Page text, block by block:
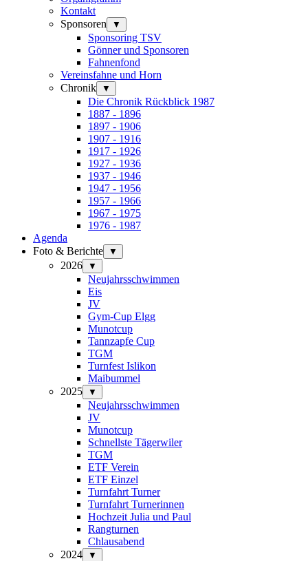
Kontakt
Sponsoren
▼
Sponsoring TSV
Gönner und Sponsoren
Fahnenfond
Vereinsfahne und Horn
Chronik
▼
Die Chronik Rückblick 1987
1887 - 1896
1897 - 1906
1907 - 1916
1917 - 1926
1927 - 1936
1937 - 1946
1947 - 1956
1957 - 1966
1967 - 1975
1976 - 1987
Agenda
Foto & Berichte
▼
2026 ▼
Neujahrsschwimmen
Eis
JV
Gym-Cup Elgg
Munotcup
Tannzapfe Cup
TGM
Turnfest Islikon
Maibummel
2025
▼
Neujahrsschwimmen
JV
Munotcup
Schnellste Tägerwiler
TGM
ETF Verein
ETF Einzel
Turnfahrt Turner
Turnfahrt Turnerinnen
Hochzeit Julia und Paul
Rangturnen
Chlausabend
2024
▼